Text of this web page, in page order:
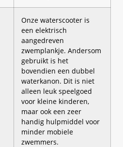
Onze waterscooter is
een elektrisch
aangedreven
zwemplankje. Andersom
gebruikt is het
bovendien een dubbel
waterkanon. Dit is niet
alleen leuk speelgoed
voor kleine kinderen,
maar ook een zeer
handig hulpmiddel voor
minder mobiele
zwemmers.